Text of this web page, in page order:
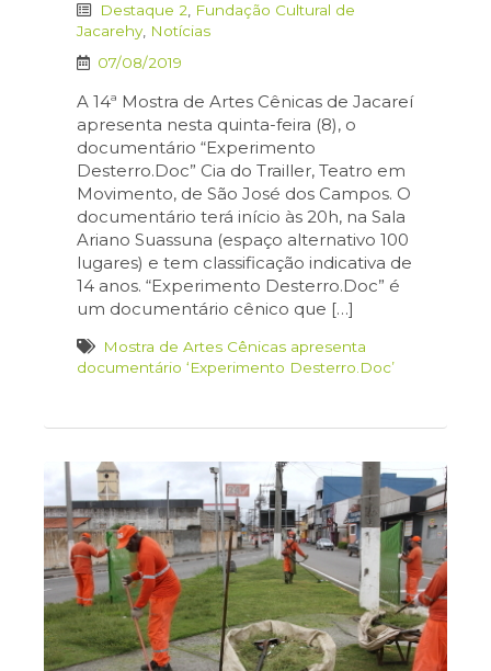
Destaque 2
Fundação Cultural de
Jacarehy Notícias
07/08/2019
A 14ª Mostra de Artes Cênicas de Jacareí
apresenta nesta quinta-feira (8), o
documentário “Experimento
Desterro.Doc” Cia do Trailler, Teatro em
Movimento, de São José dos Campos. O
documentário terá início às 20h, na Sala
Ariano Suassuna (espaço alternativo 100
lugares) e tem classificação indicativa de
14 anos. “Experimento Desterro.Doc” é
um documentário cênico que […]
Mostra de Artes Cênicas apresenta
documentário ‘Experimento Desterro.Doc’